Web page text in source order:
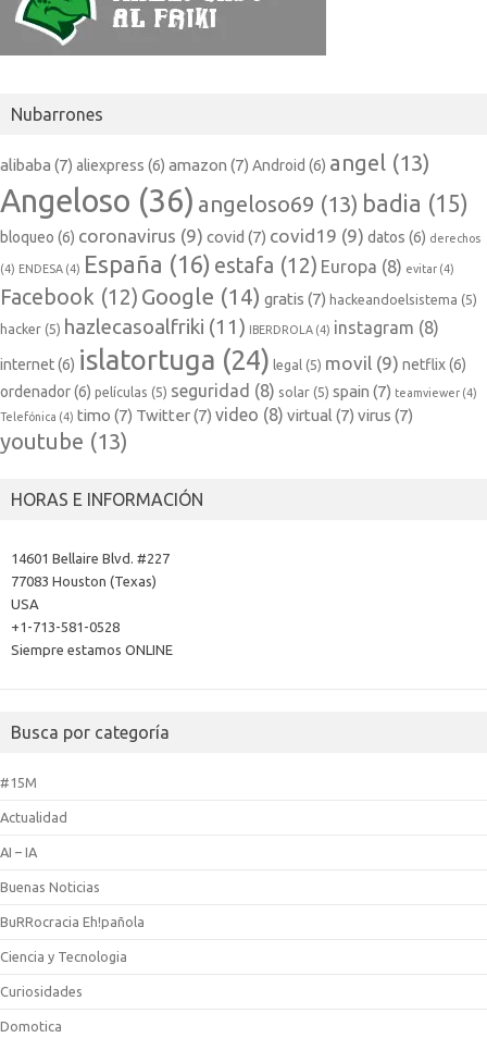
Nubarrones
alibaba (7) aliexpress (6) amazon (7) Android (6) angel (13)
Angeloso (36) angeloso69 (13) badia (15)
bloqueo (6) coronavirus (9) covid (7) covid19 (9) datos (6) derechos
(4) ENDESA (4) España (16) estafa (12) Europa (8) evitar (4)
Facebook (12) Google (14) gratis (7) hackeandoelsistema (5)
hacker (5) hazlecasoalfriki (11) IBERDROLA (4) instagram (8)
internet(6) islatortuga (24) legal (5) movil (9) netflix(6)
ordenador(6) películas (5) seguridad (8) solar (5) spain (7) teamviewer (4)
Telefónica (4) timo (7) Twitter(7) video (8) virtual (7) virus (7)
youtube (13)
HORAS E INFORMACIÓN
14601 Bellaire Blvd. #227
77083 Houston (Texas)
USA
+1-713-581-0528
Siempre estamos ONLINE
Busca por categoría
#15M
Actualidad
AI – IA
Buenas Noticias
BuRRocracia Eh!pañola
Ciencia y Tecnologia
Curiosidades
Domotica